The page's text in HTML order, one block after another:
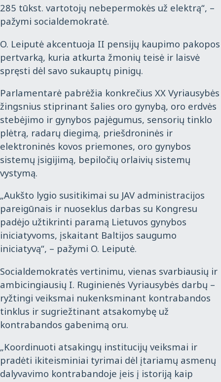
285 tūkst. vartotojų nebepermokės už elektrą“, –
pažymi socialdemokratė.
O. Leiputė akcentuoja II pensijų kaupimo pakopos
pertvarką, kuria atkurta žmonių teisė ir laisvė
spręsti dėl savo sukauptų pinigų.
Parlamentarė pabrėžia konkrečius XX Vyriausybės
žingsnius stiprinant šalies oro gynybą, oro erdvės
stebėjimo ir gynybos pajėgumus, sensorių tinklo
plėtrą, radarų diegimą, priešdroninės ir
elektroninės kovos priemones, oro gynybos
sistemų įsigijimą, bepiločių orlaivių sistemų
vystymą.
„Aukšto lygio susitikimai su JAV administracijos
pareigūnais ir nuoseklus darbas su Kongresu
padėjo užtikrinti paramą Lietuvos gynybos
iniciatyvoms, įskaitant Baltijos saugumo
iniciatyvą“, – pažymi O. Leiputė.
Socialdemokratės vertinimu, vienas svarbiausių ir
ambicingiausių I. Ruginienės Vyriausybės darbų –
ryžtingi veiksmai nukenksminant kontrabandos
tinklus ir sugriežtinant atsakomybę už
kontrabandos gabenimą oru.
„Koordinuoti atsakingų institucijų veiksmai ir
pradėti ikiteisminiai tyrimai dėl įtariamų asmenų
dalyvavimo kontrabandoje įeis į istoriją kaip